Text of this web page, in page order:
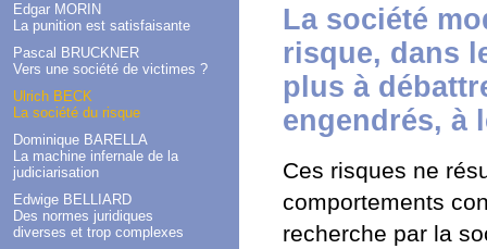
Edgar MORIN
La punition est satisfaisante
Pascal BRUCKNER
Vers une société de victimes ?
Ulrich BECK
La société du risque
Dominique BARELLA
La machine infernale de la
judiciarisation
Edwige BELLIARD
Des normes juridiques
diverses et trop complexes
La société
risque, dans
plus à
engendrés, à
Ces risques ne
comportements
recherche par la